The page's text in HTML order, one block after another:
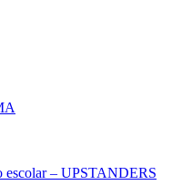
escolar – UPSTANDERS